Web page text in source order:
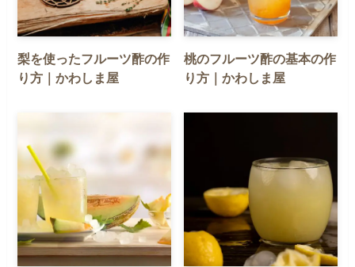
梨を使ったフルーツ酢の作
り方｜かわしま屋
桃のフルーツ酢の基本の作
り方｜かわしま屋